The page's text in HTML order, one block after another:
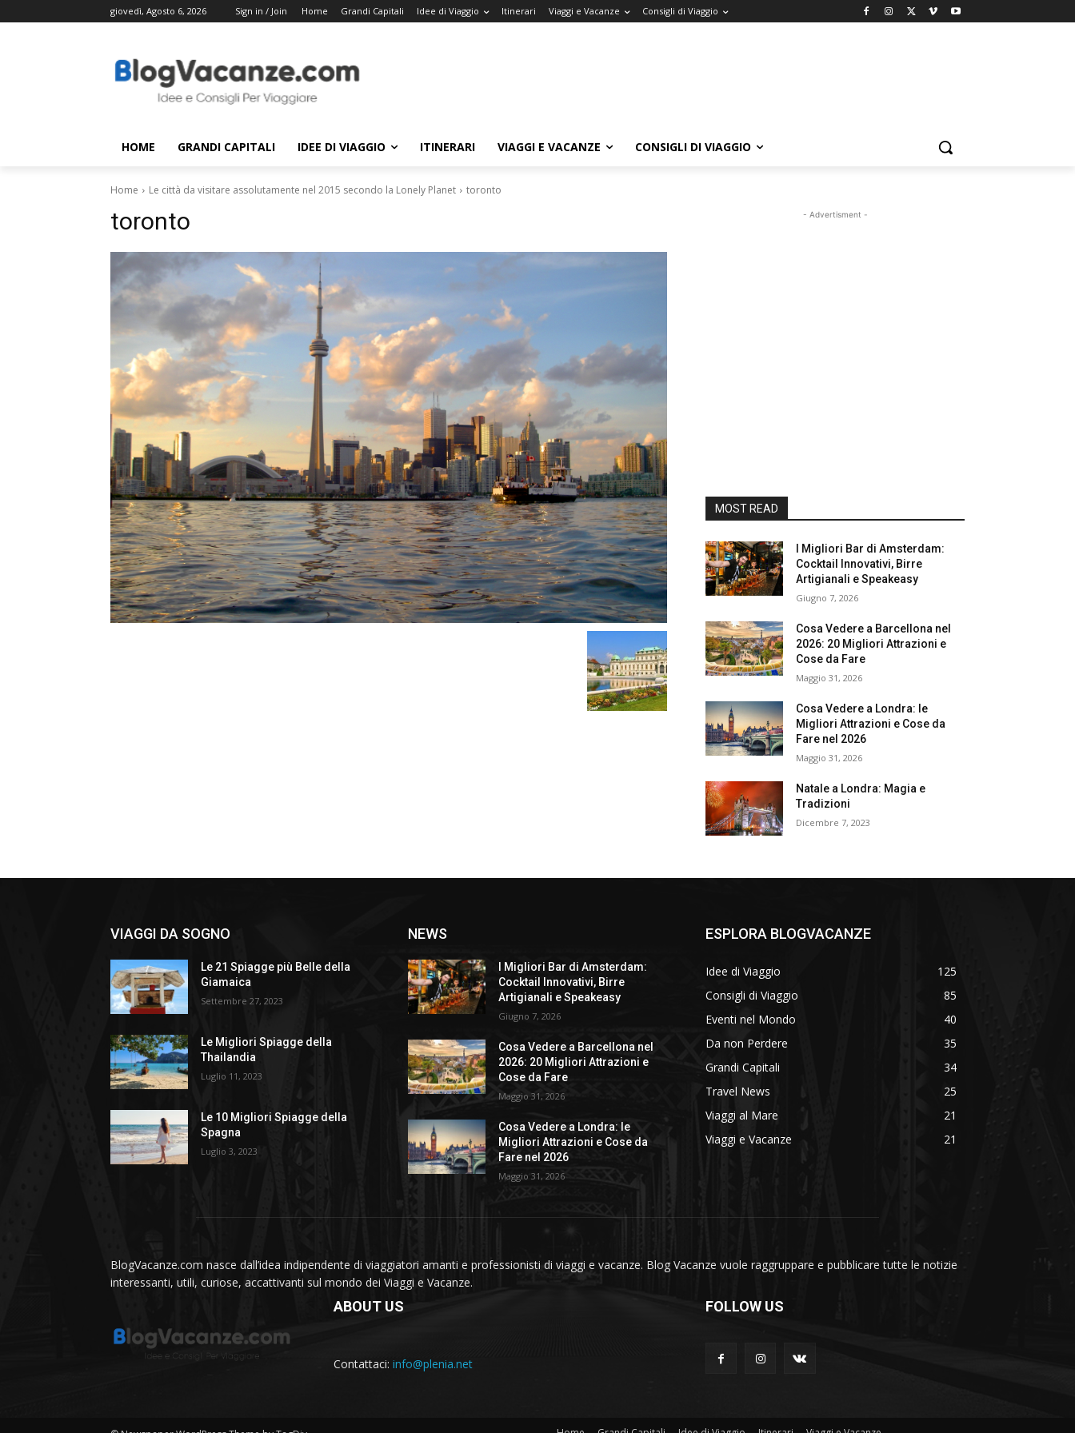
giovedì, Agosto 6, 2026 Sign in / Join Home Grandi Capitali Idee di Viaggio Itinerari Viaggi e Vacanze Consigli di Viaggio
HOME GRANDI CAPITALI IDEE DI VIAGGIO ITINERARI VIAGGI E VACANZE CONSIGLI DI VIAGGIO
Home Le città da visitare assolutamente nel 2015 secondo la Lonely Planet toronto
toronto - Advertisment -
MOST READ
I Migliori Bar di Amsterdam:
Cocktail Innovativi, Birre
Artigianali e Speakeasy
Giugno 7, 2026
Cosa Vedere a Barcellona nel
2026: 20 Migliori Attrazioni e
Cose da Fare
Maggio 31, 2026
Cosa Vedere a Londra: le
Migliori Attrazioni e Cose da
Fare nel 2026
Maggio 31, 2026
Natale a Londra: Magia e
Tradizioni
Dicembre 7, 2023
VIAGGI DA SOGNO
Le 21 Spiagge più Belle della
Giamaica
Settembre 27, 2023
Le Migliori Spiagge della
Thailandia
Luglio 11, 2023
Le 10 Migliori Spiagge della
Spagna
Luglio 3, 2023
NEWS
I Migliori Bar di Amsterdam:
Cocktail Innovativi, Birre
Artigianali e Speakeasy
Giugno 7, 2026
Cosa Vedere a Barcellona nel
2026: 20 Migliori Attrazioni e
Cose da Fare
Maggio 31, 2026
Cosa Vedere a Londra: le
Migliori Attrazioni e Cose da
Fare nel 2026
Maggio 31, 2026
ESPLORA BLOGVACANZE
Idee di Viaggio
125
Consigli di Viaggio
85
Eventi nel Mondo
40
Da non Perdere
35
Grandi Capitali
34
Travel News
25
Viaggi al Mare
21
Viaggi e Vacanze
21
BlogVacanze.com nasce dall’idea indipendente di viaggiatori amanti e professionisti di viaggi e vacanze. Blog Vacanze vuole raggruppare e pubblicare tutte le notizie
interessanti, utili, curiose, accattivanti sul mondo dei Viaggi e Vacanze.
ABOUT US
Contattaci: info@plenia.net
FOLLOW US